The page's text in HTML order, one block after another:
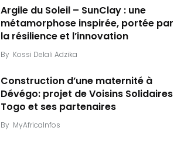
Argile du Soleil – SunClay : une
métamorphose inspirée, portée par
la résilience et l’innovation
By Kossi Delali Adzika
Construction d’une maternité à
Dévégo: projet de Voisins Solidaires
Togo et ses partenaires
By MyAfricaInfos